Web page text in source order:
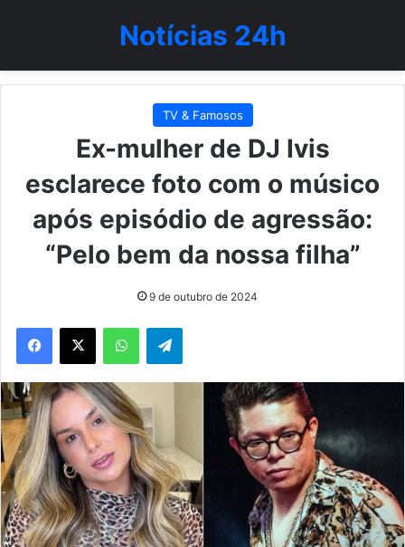
Notícias 24h
TV & Famosos
Ex-mulher de DJ Ivis
esclarece foto com o músico
após episódio de agressão:
“Pelo bem da nossa filha”
9 de outubro de 2024
WhatsAppTelegram